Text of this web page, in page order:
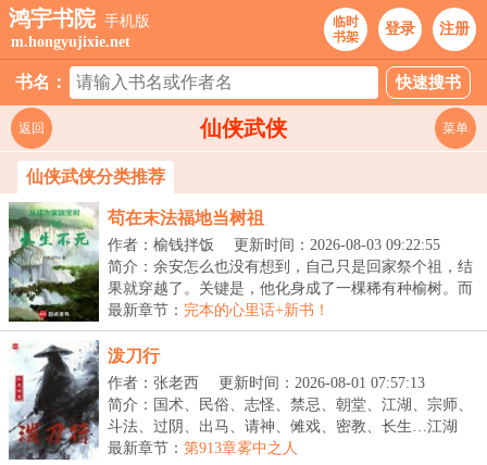
鸿宇书院 手机版
m.hongyujixie.net
临时
书架
登录 注册
书名：
仙侠武侠
返回 菜单
仙侠武侠分类推荐
苟在末法福地当树祖
作者：榆钱拌饭
更新时间：2026-08-03 09:22:55
简介：余安怎么也没有想到，自己只是回家祭个祖，结
果就穿越了。关键是，他化身成了一棵稀有种榆树。而
这...
最新章节： 完本的心里话+新书！
泼刀行
作者：张老西
更新时间：2026-08-01 07:57:13
简介：国术、民俗、志怪、禁忌、朝堂、江湖、宗师、
斗法、过阴、出马、请神、傩戏、密教、长生…江湖
路，...
最新章节： 第913章雾中之人